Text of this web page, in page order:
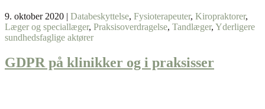
9. oktober 2020 | Databeskyttelse, Fysioterapeuter, Kiropraktorer,
Læger og speciallæger, Praksisoverdragelse, Tandlæger, Yderligere
sundhedsfaglige aktører
GDPR på klinikker og i praksisser